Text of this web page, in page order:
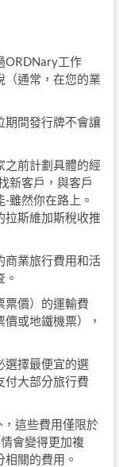
ORDNary工作
（通常，在您的業
期間發行牌不會讓
之前計劃具體的經
新客戶，與客戶
雖然你在路上。
拉斯維加斯稅收推
商業旅行費用和活
票價）的運輸費
或地鐵機票），
選擇最便宜的選
付大部分旅行費
這些費用僅限於
會變得更加複
關的費用。